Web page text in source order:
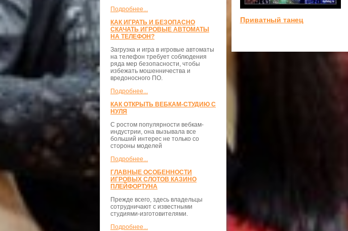
Подробнее...
КАК ИГРАТЬ И БЕЗОПАСНО
СКАЧАТЬ ИГРОВЫЕ АВТОМАТЫ
НА ТЕЛЕФОН?
Загрузка и игра в игровые автоматы
на телефон требует соблюдения
ряда мер безопасности, чтобы
избежать мошенничества и
вредоносного ПО.
Подробнее...
КАК ОТКРЫТЬ ВЕБКАМ-СТУДИЮ С
НУЛЯ
С ростом популярности вебкам-
индустрии, она вызывала все
больший интерес не только со
стороны моделей
Подробнее...
ГЛАВНЫЕ ОСОБЕННОСТИ
ИГРОВЫХ СЛОТОВ КАЗИНО
ПЛЕЙФОРТУНА
Прежде всего, здесь владельцы
сотрудничают с известными
студиями-изготовителями.
Подробнее...
Приватный танец